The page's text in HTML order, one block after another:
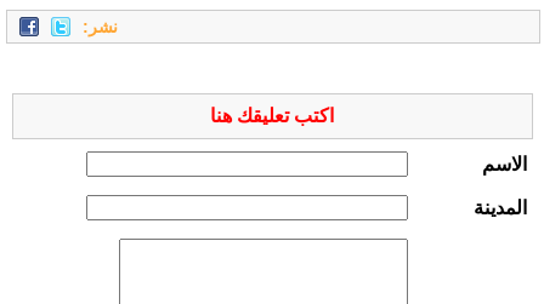
نشر:
اكتب تعليقك هنا
الاسم
المدينة